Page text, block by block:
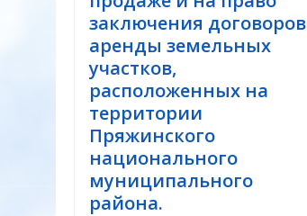
заключения договоров
аренды земельных
участков,
расположенных на
территории
Пряжинского
национального
муниципального
района.